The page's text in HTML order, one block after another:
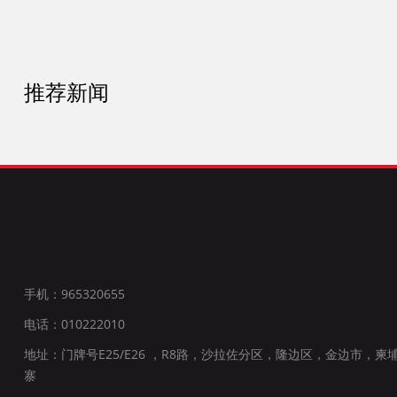
推荐新闻
手机：965320655
电话：010222010
地址：门牌号E25/E26 ，R8路，沙拉佐分区，隆边区，金边市，柬
寨